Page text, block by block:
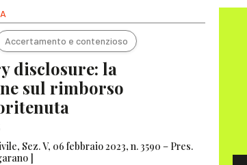
Accertamento e contenzioso
disclosure: la
sul rimborso
Sez. V, 06 febbraio 2023, n. 3590 – Pres.
]